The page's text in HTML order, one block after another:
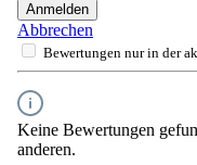
Anmelden
Abbrechen
Bewertungen nur in der
Keine Bewertungen
anderen.